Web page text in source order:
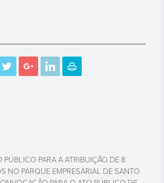
PÚBLICO PARA A ATRIBUIÇÃO DE 8
NO PARQUE EMPRESARIAL DE SANTO